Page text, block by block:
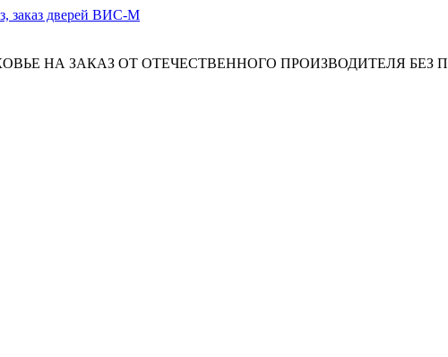
НА ЗАКАЗ ОТ ОТЕЧЕСТВЕННОГО ПРОИЗВОДИТЕЛЯ БЕЗ